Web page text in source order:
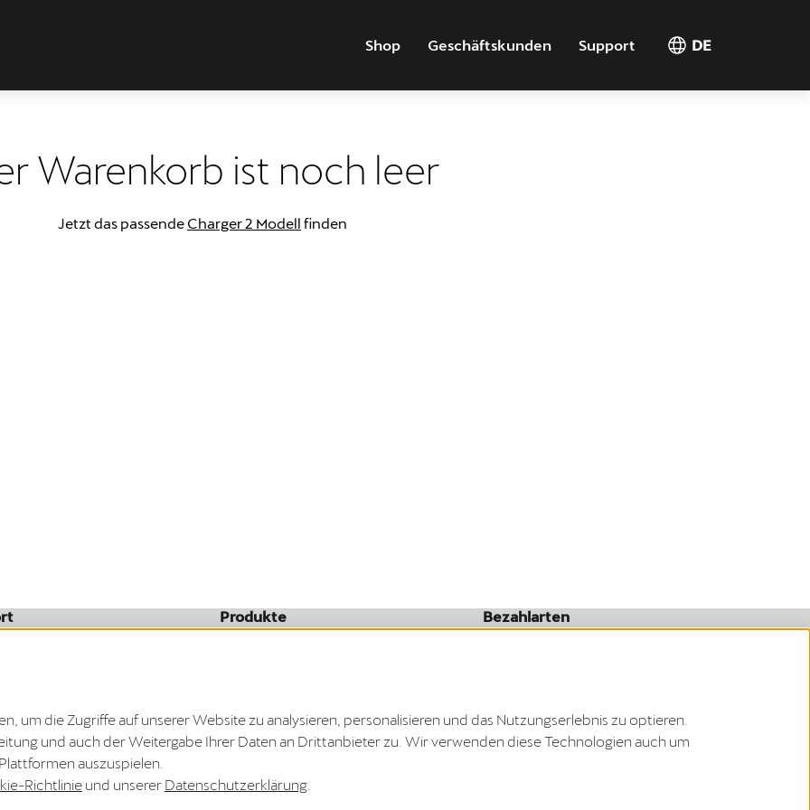
Shop Geschäftskunden Support DE
Warenkorb ist noch leer
Jetzt das passende Charger 2 Modell finden
Produkte
Bezahlarten
Frist hier beantragen. Vertrag widerrufen
um die Zugriffe auf unserer Website zu analysieren, personalisieren und das Nutzungserlebnis zu optieren.
und auch der Weitergabe Ihrer Daten an Drittanbieter zu. Wir verwenden diese Technologien auch um
auszuspielen.
Richtlinieund unserer Datenschutzerklärung.